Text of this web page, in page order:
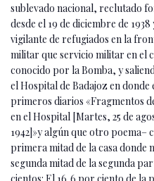
sublevado nacional, reclutado
desde el 19 de diciembre de
vigilante de refugiados en la
militar que servicio militar en el
conocido por la Bomba, y
el Hospital de Badajoz en
primeros diarios «Fragmentos
en el Hospital [Martes, 25 de
1942]»y algún que otro poema–
primera mitad de la casa donde
segunda mitad de la segunda
cientos: El 16,6 por ciento de la